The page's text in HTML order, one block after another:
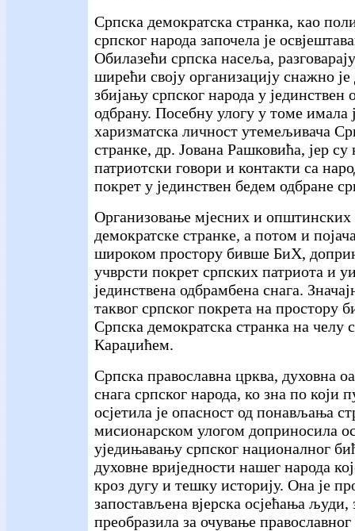
Српска демократска странка, као
српског народа започела је
Обилазећи српска насеља,
ширећи своју организацију снажно
збијању српског народа у јединствен
одбрану. Посебну улогу у томе имала
харизматска личност утемељивача
странке, др. Јована Рашковића, јер су
патриотски говори и контакти са
покрет у јединствен бедем одбране
Организовање мјесних и општинских
демократске странке, а потом и
широком простору бивше БиХ,
учврсти покрет српских патриота и
јединствена одбрамбена снага.
таквог српског покрета на простору
Српска демократска странка на челу
Караџићем.
Српска православна црква, духовна
снага српског народа, ко зна по који
осјетила је опасност од понављања
мисионарском улогом доприносила
уједињавању српског националног
духовне вриједности нашег народа
кроз дугу и тешку историју. Она је
запостављена вјерска осјећања
преобразила за очување